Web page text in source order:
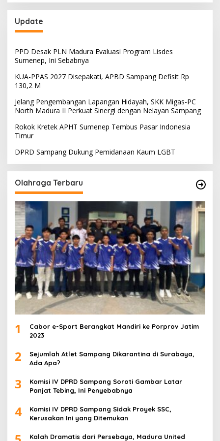
Update
PPD Desak PLN Madura Evaluasi Program Lisdes
Sumenep, Ini Sebabnya
KUA-PPAS 2027 Disepakati, APBD Sampang Defisit Rp
130,2 M
Jelang Pengembangan Lapangan Hidayah, SKK Migas-PC
North Madura II Perkuat Sinergi dengan Nelayan Sampang
Rokok Kretek APHT Sumenep Tembus Pasar Indonesia
Timur
DPRD Sampang Dukung Pemidanaan Kaum LGBT
Olahraga Terbaru
1
Cabor e-Sport Berangkat Mandiri ke Porprov Jatim
2023
2
Sejumlah Atlet Sampang Dikarantina di Surabaya,
Ada Apa?
3
Komisi IV DPRD Sampang Soroti Gambar Latar
Panjat Tebing, Ini Penyebabnya
4
Komisi IV DPRD Sampang Sidak Proyek SSC,
Kerusakan Ini yang Ditemukan
Kalah Dramatis dari Persebaya, Madura United